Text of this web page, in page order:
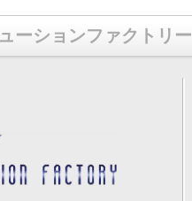
ーションファクトリー